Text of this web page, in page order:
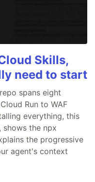
Skills,
need to start
spans eight
Run to WAF
everything, this
the npx
the progressive
agent's context